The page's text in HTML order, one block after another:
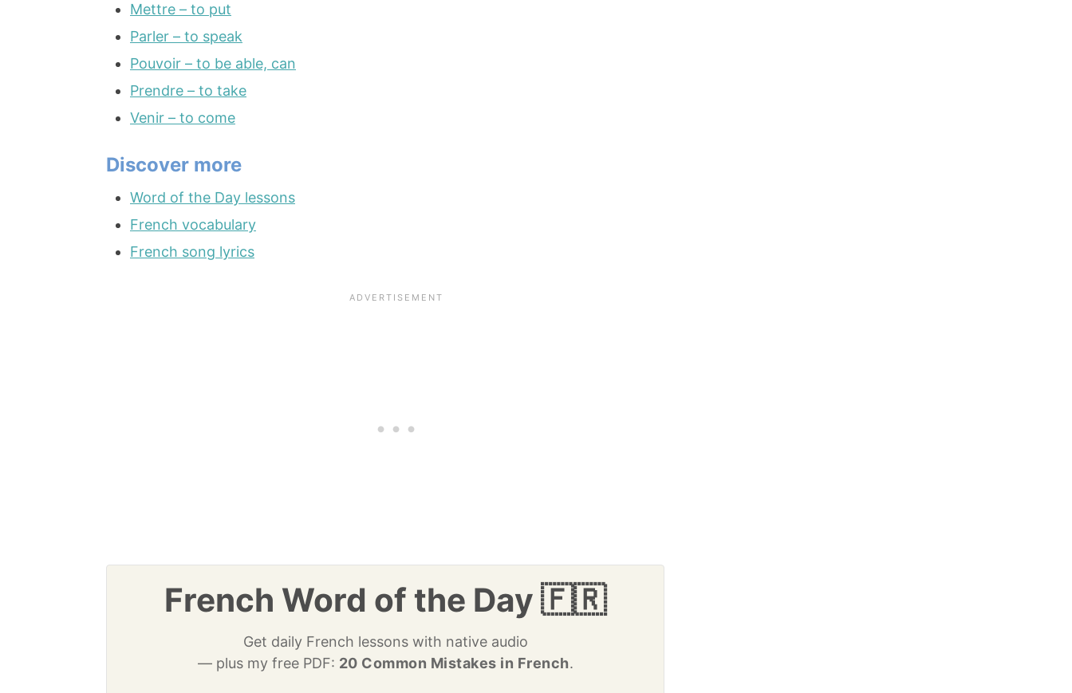
Mettre – to put
Parler – to speak
Pouvoir – to be able, can
Prendre – to take
Venir – to come
Discover more
Word of the Day lessons
French vocabulary
French song lyrics
French Word of the Day 🇫🇷
Get daily French lessons with native audio
— plus my free PDF: 20 Common Mistakes in French.